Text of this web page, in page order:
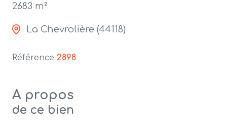
2683 m²
La Chevrolière (44118)
Référence 2898
A propos
de ce bien